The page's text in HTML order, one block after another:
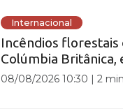
Internacional
Incêndios florestais
Colúmbia Britânica,
08/08/2026 10:30 |2 min